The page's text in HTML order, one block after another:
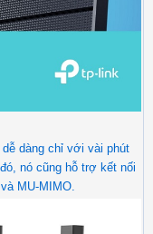
dàng chỉ với vài phút
nó cũng hỗ trợ kết nối
MU-MIMO.